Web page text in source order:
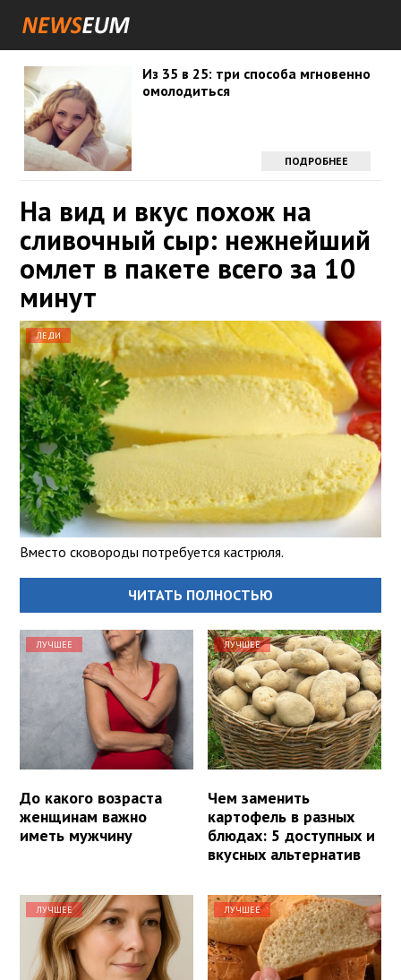
Из 35 в 25: три способа мгновенно
омолодиться
ПОДРОБНЕЕ
На вид и вкус похож на
сливочный сыр: нежнейший
омлет в пакете всего за 10
минут
ЛЕДИ
Вместо сковороды потребуется кастрюля.
ЧИТАТЬ ПОЛНОСТЬЮ
ЛУЧШЕЕ
До какого возраста
женщинам важно
иметь мужчину
ЛУЧШЕЕ
Чем заменить
картофель в разных
блюдах: 5 доступных и
вкусных альтернатив
ЛУЧШЕЕ ЛУЧШЕЕ